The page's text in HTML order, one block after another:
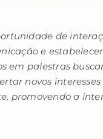
de
e
em palestras
novos interesses
promovendo a